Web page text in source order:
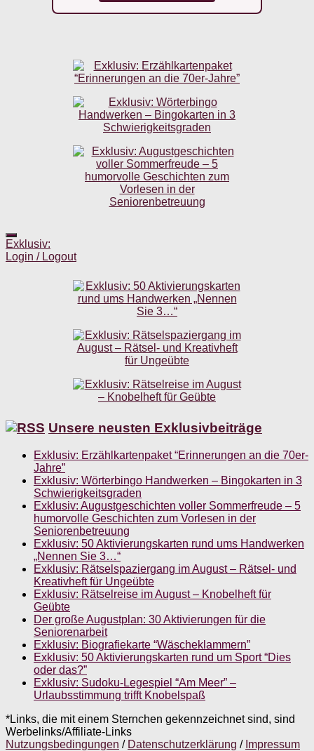
Exklusiv:
Login / Logout
Unsere neusten Exklusivbeiträge
Exklusiv: Erzählkartenpaket “Erinnerungen an die 70er-
Jahre”
Exklusiv: Wörterbingo Handwerken – Bingokarten in 3
Schwierigkeitsgraden
Exklusiv: Augustgeschichten voller Sommerfreude – 5
humorvolle Geschichten zum Vorlesen in der
Seniorenbetreuung
Exklusiv: 50 Aktivierungskarten rund ums Handwerken
„Nennen Sie 3…“
Exklusiv: Rätselspaziergang im August – Rätsel- und
Kreativheft für Ungeübte
Exklusiv: Rätselreise im August – Knobelheft für
Geübte
Der große Augustplan: 30 Aktivierungen für die
Seniorenarbeit
Exklusiv: Biografiekarte “Wäscheklammern”
Exklusiv: 50 Aktivierungskarten rund um Sport “Dies
oder das?”
Exklusiv: Sudoku-Legespiel “Am Meer” –
Urlaubsstimmung trifft Knobelspaß
*Links, die mit einem Sternchen gekennzeichnet sind, sind
Werbelinks/Affiliate-Links
Nutzungsbedingungen / Datenschutzerklärung / Impressum